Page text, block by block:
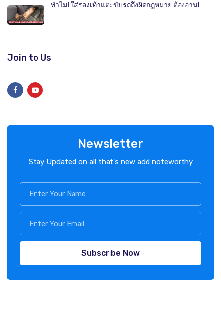
ทำไม! ใส่รองเท้าแตะขับรถถึงผิดกฎหมาย ต้องอ่าน!
Join to Us
Newsletter
Stay Updated on all that's new add noteworthy
Subscribe Now